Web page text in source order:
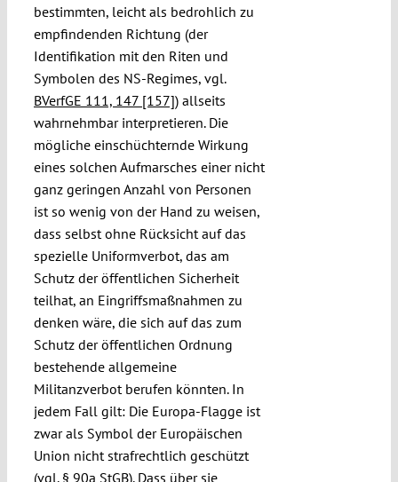
bestimmten, leicht als bedrohlich zu
empfindenden Richtung (der
Identifikation mit den Riten und
Symbolen des NS-Regimes, vgl.
BVerfGE 111, 147 [157]) allseits
wahrnehmbar interpretieren. Die
mögliche einschüchternde Wirkung
eines solchen Aufmarsches einer nicht
ganz geringen Anzahl von Personen
ist so wenig von der Hand zu weisen,
dass selbst ohne Rücksicht auf das
spezielle Uniformverbot, das am
Schutz der öffentlichen Sicherheit
teilhat, an Eingriffsmaßnahmen zu
denken wäre, die sich auf das zum
Schutz der öffentlichen Ordnung
bestehende allgemeine
Militanzverbot berufen könnten. In
jedem Fall gilt: Die Europa-Flagge ist
zwar als Symbol der Europäischen
Union nicht strafrechtlich geschützt
(vgl. § 90a StGB). Dass über sie